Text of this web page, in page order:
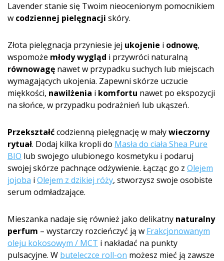
Lavender stanie się Twoim nieocenionym pomocnikiem
w codziennej pielęgnacji skóry.
Złota pielęgnacja przyniesie jej ukojenie i odnowę,
wspomoże młody wygląd i przywróci naturalną
równowagę nawet w przypadku suchych lub miejscach
wymagających ukojenia. Zapewni skórze uczucie
miękkości, nawilżenia i komfortu nawet po ekspozycji
na słońce, w przypadku podrażnień lub ukąszeń.
Przekształćcodzienną pielęgnację w maływieczorny
rytuał. Dodaj kilka kropli do Masła do ciała Shea Pure
BIO lub swojego ulubionego kosmetyku i podaruj
swojej skórze pachnące odżywienie. Łącząc go z Olejem
jojoba i Olejem z dzikiej róży, stworzysz swoje osobiste
serum odmładzające.
Mieszanka nadaje się również jako delikatny naturalny
perfum – wystarczy rozcieńczyć ją w Frakcjonowanym
oleju kokosowym / MCT i nakładać na punkty
pulsacyjne. W buteleczce roll-on możesz mieć ją zawsze